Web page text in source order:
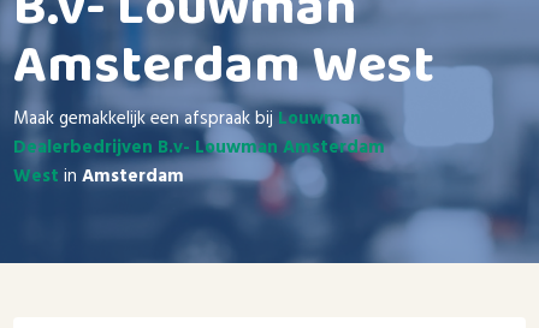
Amsterdam West
Maak gemakkelijk een afspraak bij Louwman
Dealerbedrijven B.v- Louwman Amsterdam
West inAmsterdam